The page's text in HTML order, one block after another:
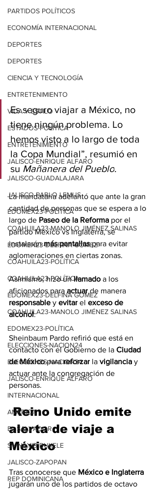
PARTIDOS POLÍTICOS
ECONOMÍA INTERNACIONAL
DEPORTES
DEPORTES
CIENCIA Y TECNOLOGÍA
ENTRETENIMIENTO
VIDA Y ESTILO
ESTADOS-POLÍTICA
ENTRETENIMIENTO
JALISCO-ENRIQUE ALFARO
JALISCO-GUADALAJARA
JALISCO-PABLO LEMUS
EDOMEX23-POLÍTICA
COAHUILA23-MANOLO JIMÉNEZ SALINAS
EDOMEX23-DELFINA GÓMEZ
COAHUILA23-POLÍTICA
COAHUILA23-POLÍTICA
EDOMEX23-DELFINA GÓMEZ
COAHUILA23-MANOLO JIMÉNEZ SALINAS
EDOMEX23-POLÍTICA
ELECCIONES-NACION24
ELECCIONES-NACION24
JALISCO-ENRIQUE ALFARO
INTERNACIONAL
AMÉRICA
EL SALVADOR
SV-NAYIB BUKELE
JALISCO-ZAPOPAN
REP DOMINICANA
Es seguro viajar a México, no
tiene ningún problema. Lo
hemos visto a lo largo de toda
la Copa Mundial”, resumió en
su Mañanera del Pueblo.
La mandataria adelantó que ante la gran
cantidad de personas que se espera a lo
largo de Paseo de la Reforma por el
partido México vs Inglaterra, se
instalarán más pantallas para evitar
aglomeraciones en ciertas zonas.
Asimismo, hizo un llamado a los
aficionados para actuar de manera
responsable y evitar el exceso de
alcohol.
Sheinbaum Pardo refirió que está en
contacto con el Gobierno de la Ciudad
de México para reforzar la vigilancia y
actuar ante la congregación de
personas.
Reino Unido emite
alerta de viaje a
México
Tras conocerse que México e Inglaterra
jugarán uno de los partidos de octavo